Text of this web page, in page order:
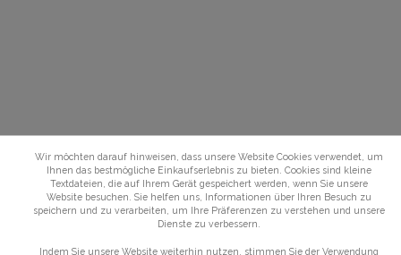
Wir möchten darauf hinweisen, dass unsere Website Cookies verwendet, um
Ihnen das bestmögliche Einkaufserlebnis zu bieten. Cookies sind kleine
Textdateien, die auf Ihrem Gerät gespeichert werden, wenn Sie unsere
Website besuchen. Sie helfen uns, Informationen über Ihren Besuch zu
speichern und zu verarbeiten, um Ihre Präferenzen zu verstehen und unsere
Dienste zu verbessern.
Indem Sie unsere Website weiterhin nutzen, stimmen Sie der Verwendung